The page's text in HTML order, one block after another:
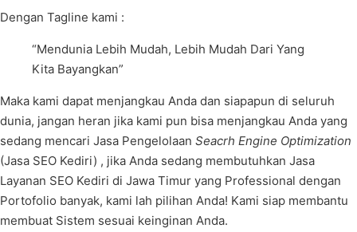
Dengan Tagline kami :
“Mendunia Lebih Mudah, Lebih Mudah Dari Yang
Kita Bayangkan”
Maka kami dapat menjangkau Anda dan siapapun di seluruh
dunia, jangan heran jika kami pun bisa menjangkau Anda yang
sedang mencari Jasa Pengelolaan Seacrh Engine Optimization
(Jasa SEO Kediri) , jika Anda sedang membutuhkan Jasa
Layanan SEO Kediri di Jawa Timur yang Professional dengan
Portofolio banyak, kami lah pilihan Anda! Kami siap membantu
membuat Sistem sesuai keinginan Anda.